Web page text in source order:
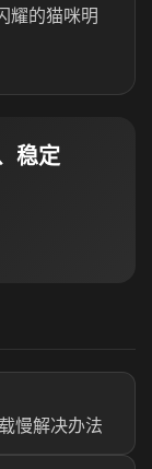
耀的猫咪明
稳定
慢解决办法